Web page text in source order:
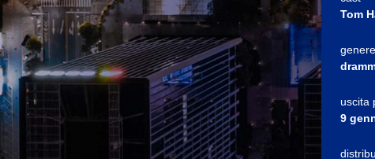
Tom
genere
uscita
9